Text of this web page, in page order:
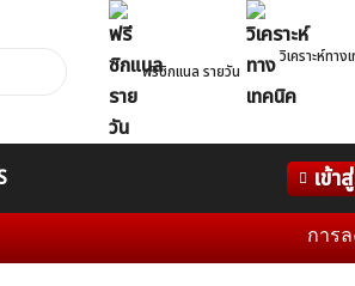
ฟรีซิกแนล รายวัน
วิเคราะห์ทาง
เข้า
การลงทุ